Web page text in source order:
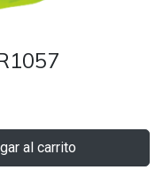
al carrito